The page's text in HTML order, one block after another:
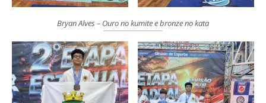
Bryan Alves – Ouro no kumite e bronze no kata